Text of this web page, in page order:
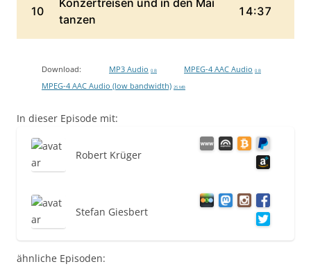
Download: MP3 Audio 0 B MPEG-4 AAC Audio 0 B
MPEG-4 AAC Audio (low bandwidth) 25 MB
In dieser Episode mit:
Robert Krüger
Stefan Giesbert
ähnliche Episoden: